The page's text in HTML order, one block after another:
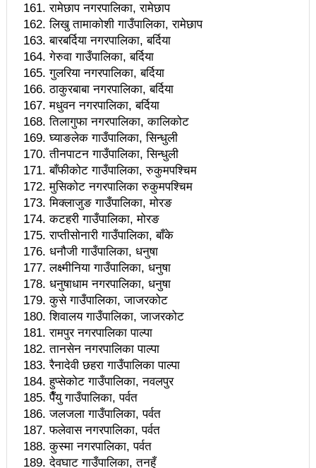
भरतपुर महानगर युवा संजालको फुटसल : पुरुषतर्फ वडा नं. ५ र
महिलातर्फ २३ विजयी
Public governance training class for sister cities
in Indian Ocean Rim countries was successfully
launched in Kunming
रसुवा उडेको हेलिकप्टर दुर्घटनाः ५ जनाको मृत्यु
दारी ग्याङ फुटसल प्रतियोगिताको टिम दर्ता फारम खुल्यो
चेपिण्डे खोलाले बगाएर ६ वर्षीय बालकको मृत्यु
नेपालको आर्थिक सामाजिक विकास नै चीनको उत्कट चाहना
होः राजदूत छन सोङ
संघीयताका अवसर र उपलब्धीको सदुपयोग गर्नुपर्नेमा वक्ताहरुको
जोड
१५ दिनमा ३१ वटा युट्युबलगायतका सामाजिक सञ्जाल
काउन्सिलको कारबाहीमा
साहित्यकार नेपालको मुक्तकसंग्रह ‘मनीषा’ सार्वजनिक
China’s commitment to modernization and deeper
reform
रामेछाप नगरपालिका, रामेछाप
लिखु तामाकोशी गाउँपालिका, रामेछाप
बारबर्दिया नगरपालिका, बर्दिया
गेरुवा गाउँपालिका, बर्दिया
गुलरिया नगरपालिका, बर्दिया
ठाकुरबाबा नगरपालिका, बर्दिया
मधुवन नगरपालिका, बर्दिया
तिलागुफा नगरपालिका, कालिकोट
घ्याङलेक गाउँपालिका, सिन्धुली
तीनपाटन गाउँपालिका, सिन्धुली
बाँफीकोट गाउँपालिका, रुकुमपश्चिम
मुसिकोट नगरपालिका रुकुमपश्चिम
मिक्लाजुङ गाउँपालिका, मोरङ
कटहरी गाउँपालिका, मोरङ
राप्तीसोनारी गाउँपालिका, बाँके
धनौजी गाउँपालिका, धनुषा
लक्ष्मीनिया गाउँपालिका, धनुषा
धनुषाधाम नगरपालिका, धनुषा
कुसे गाउँपालिका, जाजरकोट
शिवालय गाउँपालिका, जाजरकोट
रामपुर नगरपालिका पाल्पा
तानसेन नगरपालिका पाल्पा
रैनादेवी छहरा गाउँपालिका पाल्पा
हुप्सेकोट गाउँपालिका, नवलपुर
पैँयु गाउँपालिका, पर्वत
जलजला गाउँपालिका, पर्वत
फलेवास नगरपालिका, पर्वत
कुस्मा नगरपालिका, पर्वत
देवघाट गाउँपालिका, तनहुँ